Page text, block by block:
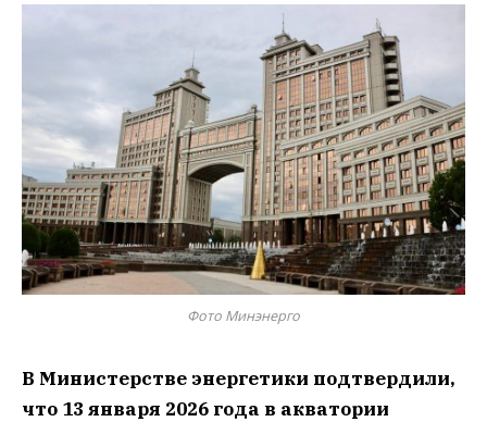
Фото Минэнерго
В Министерстве энергетики подтвердили,
что 13 января 2026 года в акватории